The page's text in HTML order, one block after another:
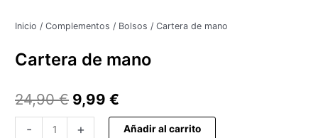
Inicio /Complementos / Bolsos / Cartera de mano
Cartera de mano
24,90€ 9,99€
- + Añadir al carrito